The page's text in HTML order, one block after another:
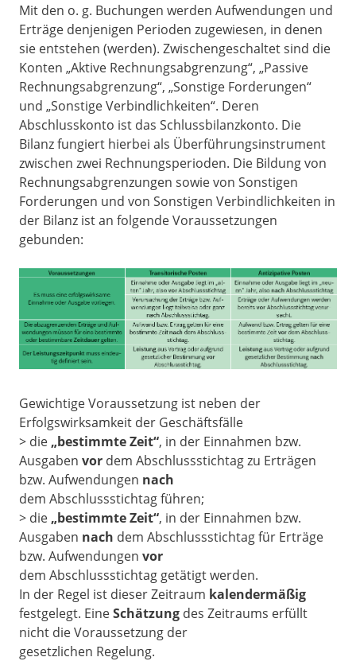
Mit den o. g. Buchungen werden Aufwendungen und
Erträge denjenigen Perioden zugewiesen, in denen
sie entstehen (werden). Zwischengeschaltet sind die
Konten „Aktive Rechnungsabgrenzung“, „Passive
Rechnungsabgrenzung“, „Sonstige Forderungen“
und „Sonstige Verbindlichkeiten“. Deren
Abschlusskonto ist das Schlussbilanzkonto. Die
Bilanz fungiert hierbei als Überführungsinstrument
zwischen zwei Rechnungsperioden. Die Bildung von
Rechnungsabgrenzungen sowie von Sonstigen
Forderungen und von Sonstigen Verbindlichkeiten in
der Bilanz ist an folgende Voraussetzungen
gebunden:
Gewichtige Voraussetzung ist neben der
Erfolgswirksamkeit der Geschäftsfälle
> die „bestimmte Zeit“, in der Einnahmen bzw.
Ausgaben vor dem Abschlussstichtag zu Erträgen
bzw. Aufwendungen nach
dem Abschlussstichtag führen;
> die „bestimmte Zeit“, in der Einnahmen bzw.
Ausgaben nach dem Abschlussstichtag für Erträge
bzw. Aufwendungen vor
dem Abschlussstichtag getätigt werden.
In der Regel ist dieser Zeitraum kalendermäßig
festgelegt. EineSchätzung des Zeitraums erfüllt
nicht die Voraussetzung der
gesetzlichen Regelung.